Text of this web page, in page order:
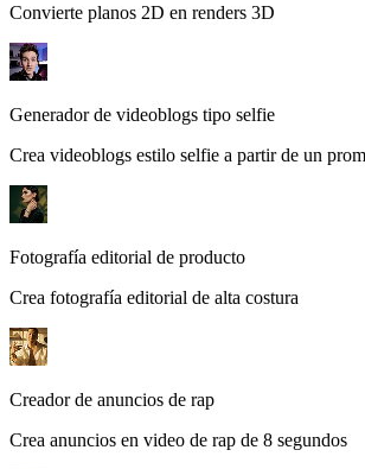
Convierte planos 2D en renders 3D
Generador de videoblogs tipo selfie
Crea videoblogs estilo selfie a partir de un
Fotografía editorial de producto
Crea fotografía editorial de alta costura
Creador de anuncios de rap
Crea anuncios en video de rap de 8 segundos